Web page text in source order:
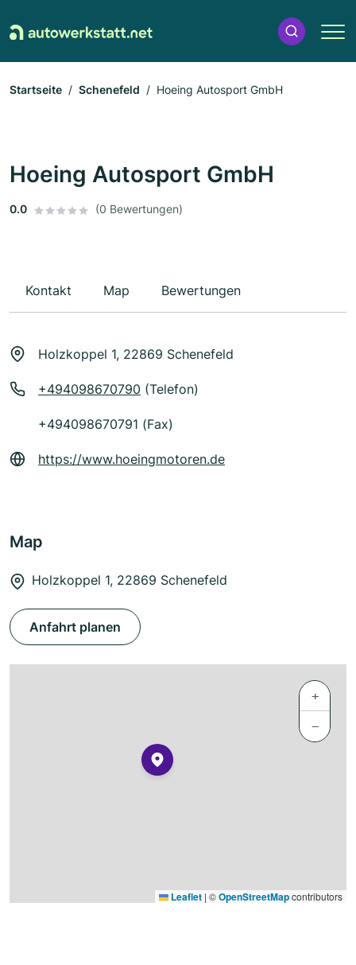
Startseite Schenefeld Hoeing Autosport GmbH
Hoeing Autosport GmbH
0.0 (0 Bewertungen)
Kontakt Map Bewertungen
Holzkoppel 1, 22869 Schenefeld
+494098670790 (Telefon)
+494098670791 (Fax)
https://www.hoeingmotoren.de
Map
Holzkoppel 1, 22869 Schenefeld
Anfahrt planen
+
−
Leaflet | ©OpenStreetMapcontributors